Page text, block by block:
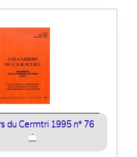
du Cermtri 1995 n° 76